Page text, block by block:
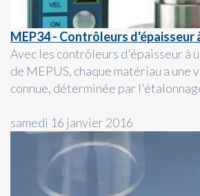
MEP34 - Contrôleurs d'épaisseur
Avec les contrôleurs d'épaisseur à
de MEPUS, chaque matériau a une
connue, déterminée par
samedi 16 janvier 2016